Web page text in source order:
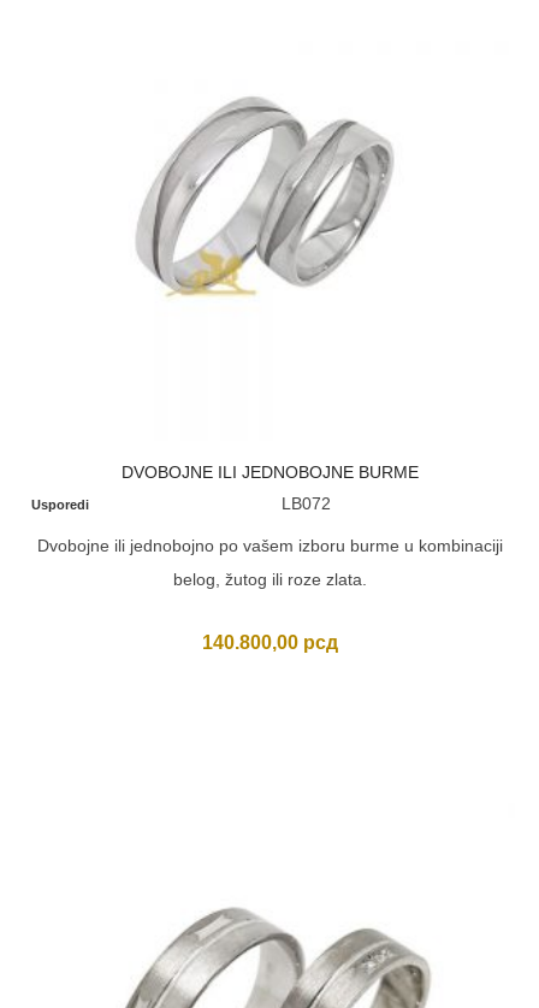
DVOBOJNE ILI JEDNOBOJNE BURME
Usporedi LB072
Dvobojne ili jednobojno po vašem izboru burme u kombinaciji
belog, žutog ili roze zlata.
140.800,00 рсд